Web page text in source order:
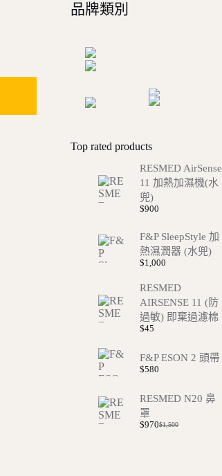
品牌類別
Top rated products
RESMED AirSense
11 加熱加濕機(水
兜)
$900
F&P SleepStyle 加
熱濕潤器 (水兜)
$1,000
RESMED
AIRSENSE 11 (防
過敏) 即棄過濾棉
$45
F&P ESON 2 頭帶
$580
RESMED N20 鼻
罩
$1,500
Original
$970Current